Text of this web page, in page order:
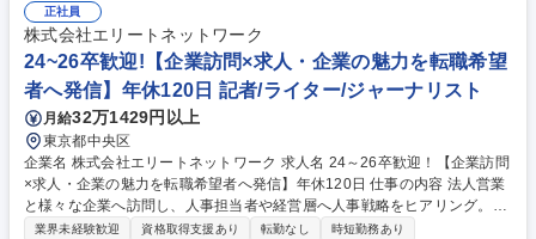
正社員
株式会社エリートネットワーク
24~26卒歓迎!【企業訪問×求人・企業の魅力を転職希望
者へ発信】年休120日 記者/ライター/ジャーナリスト
月給32万1429円以上
東京都中央区
企業名 株式会社エリートネットワーク 求人名 24～26卒歓迎！【企業訪問
×求人・企業の魅力を転職希望者へ発信】年休120日 仕事の内容 法人営業
と様々な企業へ訪問し、人事担当者や経営層へ人事戦略をヒアリング。得
られた一次情報を活かして、会社の魅力や社風、求める人物像などが転職
業界未経験歓迎 資格取得支援あり 転勤なし
時短勤務あり